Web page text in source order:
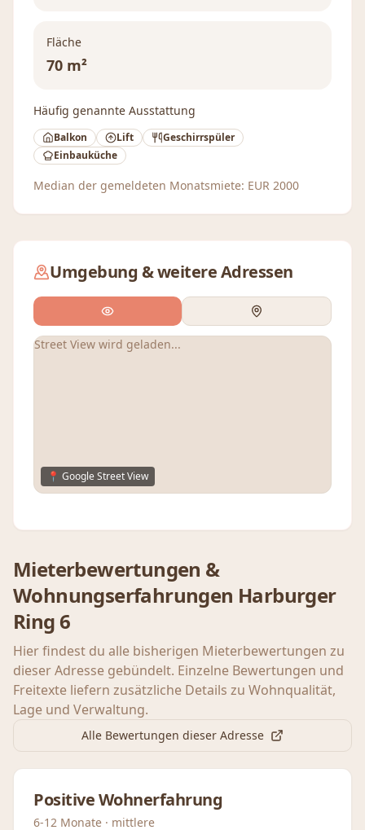
Fläche
70 m²
Häufig genannte Ausstattung
Balkon Lift
Geschirrspüler
Einbauküche
Median der gemeldeten Monatsmiete: EUR 2000
Umgebung & weitere Adressen
Street View wird geladen...
📍 Google Street View
Mieterbewertungen &
Wohnungserfahrungen Harburger
Ring 6
Hier findest du alle bisherigen Mieterbewertungen zu
dieser Adresse gebündelt. Einzelne Bewertungen und
Freitexte liefern zusätzliche Details zu Wohnqualität,
Lage und Verwaltung.
Alle Bewertungen dieser Adresse
Positive Wohnerfahrung
6-12 Monate · mittlere